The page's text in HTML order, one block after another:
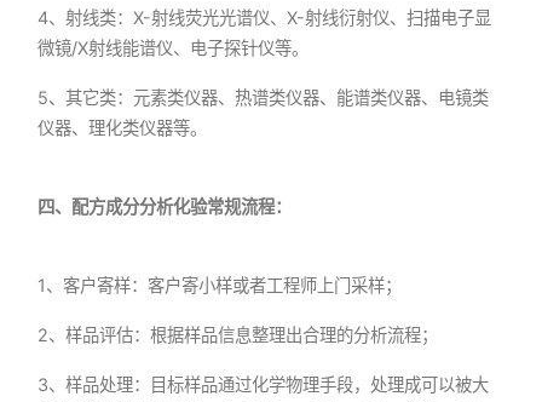
4、射线类：X-射线荧光光谱仪、X-射线衍射仪、扫描电子显
微镜/X射线能谱仪、电子探针仪等。
5、其它类：元素类仪器、热谱类仪器、能谱类仪器、电镜类
仪器、理化类仪器等。
四、配方成分分析化验常规流程：
1、客户寄样：客户寄小样或者工程师上门采样；
2、样品评估：根据样品信息整理出合理的分析流程；
3、样品处理：目标样品通过化学物理手段，处理成可以被大